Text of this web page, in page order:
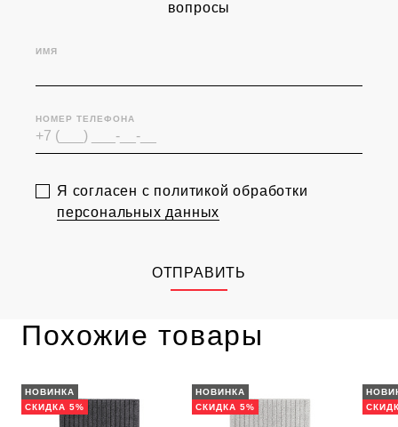
вопросы
ИМЯ
НОМЕР ТЕЛЕФОНА
Я согласен с политикой обработки
персональных данных
ОТПРАВИТЬ
Похожие товары
НОВИНКА
СКИДКА 5%
НОВИНКА
СКИДКА 5%